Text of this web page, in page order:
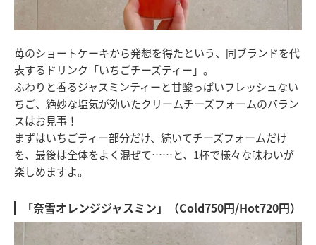
苺のショートケーキから発想を得たという、同ブランドを代
表するドリンク「いちごチーズティー」。
ふわりと香るジャスミンティーと甘酸っぱいフレッシュない
ちご、絶妙な塩気が効いたクリームチーズフォームのバラン
スはお見事！
まずはいちごティー部分だけ、続いてチーズフォームだけ
を、最後は全体をよく混ぜて……と、1杯で様々な味わいが
楽しめますよ。
「奈雪オレンジジャスミン」（Cold750円/Hot720円）